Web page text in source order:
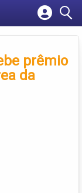
prêmio
da